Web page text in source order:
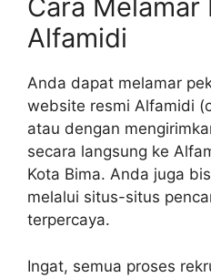
Cara Melamar
Alfamidi
Anda dapat melamar
website resmi Alfamidi
atau dengan
secara langsung ke
Kota Bima. Anda juga
melalui situs-situs
terpercaya.
Ingat, semua proses